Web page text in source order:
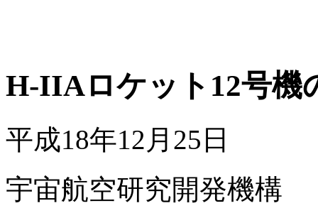
H-IIAロケット12号機
平成18年12月25日
宇宙航空研究開発機構